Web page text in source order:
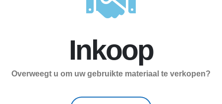
Inkoop
Overweegt u om uw gebruikte materiaal te verkopen?